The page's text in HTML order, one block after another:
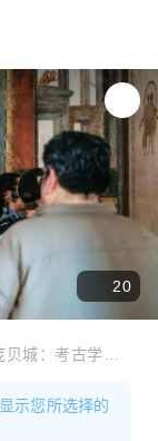
20
示您所选择的